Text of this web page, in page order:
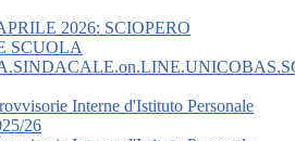
2026: SCIOPERO
SCUOLA
Interne d'Istituto Personale
26